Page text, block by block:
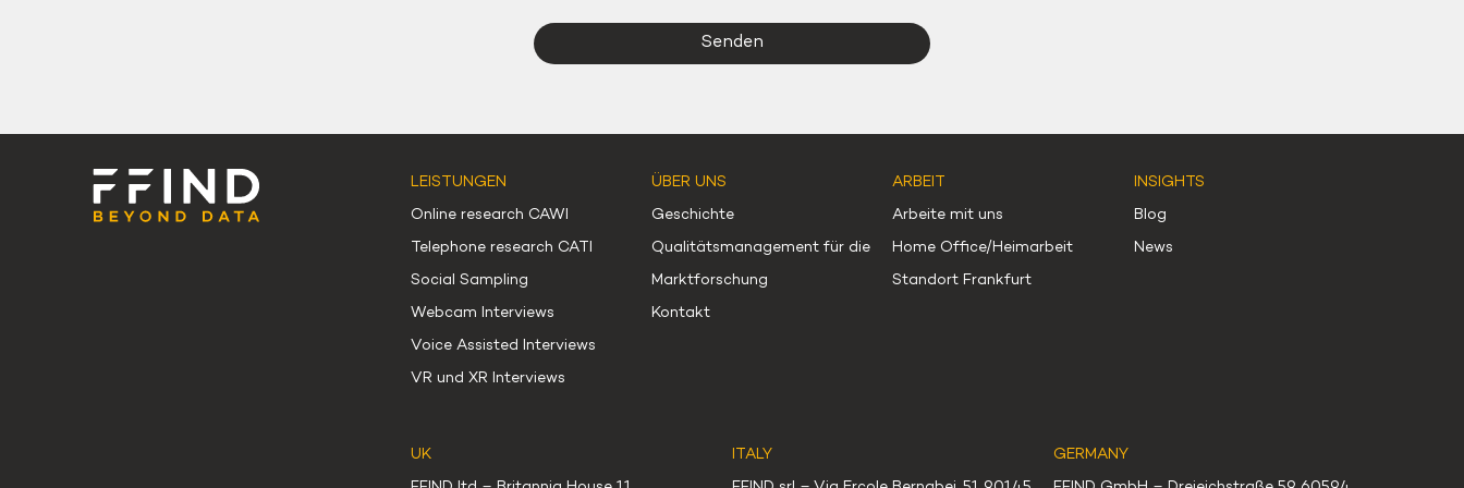
LEISTUNGEN
Online research CAWI
Telephone research CATI
Social Sampling
Webcam Interviews
Voice Assisted Interviews
VR und XR Interviews
ÜBER UNS
Geschichte
Qualitätsmanagement für die
Marktforschung
Kontakt
ARBEIT
Arbeite mit uns
Home Office/Heimarbeit
Standort Frankfurt
INSIGHTS
Blog
News
UK
ITALY
GERMANY